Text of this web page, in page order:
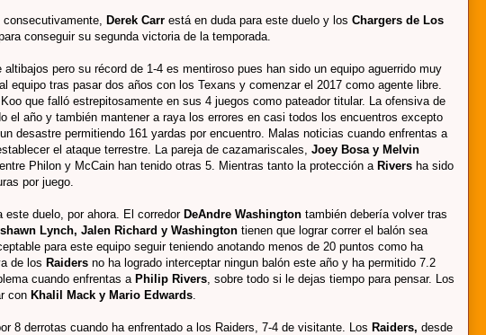
Derek Carr está en duda para este duelo y los Chargers de Los
conseguir su segunda victoria de la temporada.
altibajos pero su récord de 1-4 es mentiroso pues han sido un equipo aguerrido muy
equipo tras pasar dos años con los Texans y comenzar el 2017 como agente libre.
que falló estrepitosamente en sus 4 juegos como pateador titular. La ofensiva de
el año y también mantener a raya los errores en casi todos los encuentros excepto
desastre permitiendo 161 yardas por encuentro. Malas noticias cuando enfrentas a
el ataque terrestre. La pareja de cazamariscales, Joey Bosa y Melvin
Philon y McCain han tenido otras 5. Mientras tanto la protección a Rivers ha sido
por juego.
este duelo, por ahora. El corredor DeAndre Washington también debería volver tras
Lynch, Jalen Richard y Washington tienen que lograr correr el balón sea
para este equipo seguir teniendo anotando menos de 20 puntos como ha
de los Raiders no ha logrado interceptar ningun balón este año y ha permitido 7.2
cuando enfrentas a Philip Rivers , sobre todo si le dejas tiempo para pensar. Los
con Khalil Mack y Mario Edwards
8 derrotas cuando ha enfrentado a los Raiders, 7-4 de visitante. Los Raiders, desde